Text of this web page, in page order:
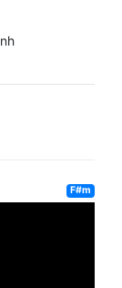
F#m